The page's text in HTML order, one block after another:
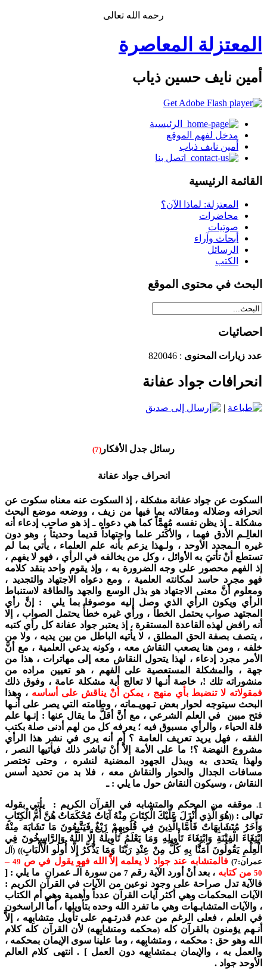
رحمه الله تعالى
المعتزلة المعاصرة
أمين نايف حسين ذياب
الرئيسية
مدخل لفهم الموقع
أمين نايف ذياب
اتصل بنا
القائمة الرئيسية
المعتزلة: لماذا الآن؟
محاضرات
صوتيات
أبحاث وآراء
الرسائل
الكتب
البحث في محتوى الموقع
احصائيات
عدد زيارات المحنوى : 820046
انحرافات جواد عفانة
|
رسائل جدل الأفكار (7)
انحراف جواد عفانة
السكوت عن جواد عفانة مشكلة ، إذ السكوت عنه معناه سكوت عن
انحرافه وضلاله ومقالاته بما فيها من زيف ، ووضعه موضع البحث
مشكلة ـ إذ يظن نفسه مُهِمَّاً كما هي دعواه ـ إذ هو صاحب إدعاء أنه
العالِـم الأدق فهما ، والأكثر علما واجتهاداً قديما وحديثاً ، وهو دون
غيره الـمجدد الأوحد ، ولـهذا يزعم بأنه علم العلماء ، يأتي بما لم
تستطع أنْ تأتيَ به الأوائل ، وكل من يخالفه في الرأي ، فهو لا يفهم ،
إذ الفهم محصور على وجه الضرورة به ، وإذ يقوم واحد بنقد كلامه
فهو مجرد حاسد لمكانته العلمية ، ومع دعواه الاجتهاد والتجديد ،
ومعلوم أنَّ معنى الاجتهاد هو بذل الوسع والجهد والطاقة لاستنباط
الرأي ويكون الرأي الذي وصل إليه موصوفا بما يلي : إنَّ رأي
المجتهد صواب يحتمل الخطأ ، ورأي غيره خطأٌ يحتمل الصواب ، إلا
أنه رافض لهذه القاعدة المستقرة ، إذ يعتبر جواد عفانة كل رأي كتبه
، يتصف بصفة الحق المطلق ، لا يأتيه الباطل من بين يديه ، ولا من
خلفه ، ومن هنا يصعب النقاش معه ، وكونه يدعي العلمية ، مع أنَّ
الأمر مجرد إدعاء ، لهذا يتحول النقاش معه إلى مهاترات ، هذا من
جهة ، والمشكلة المستعصية على الفهم ، هو تعيين مراده من
منشوراته تلك !، خاصة أنـها لا تعالج أية مشكلة عامة ، وفوق ذلك
فمقولاته لا تنضبط بأي منهج ، يمكن أنْ يناقش على أساسه، وهذا
البحث سيتوجه لحوار بعض تـهويـماته ، وطامته التي يصر على أنـها
فتح مبين في العلم الشرعي ، مع أنَّ أقلَّ ما يقال عنها : إنـها علم
قلة الحياء ، والرأي مسبوق فيه ؛ يعرفه كل من لهم أدنى صلة بكتب
الفقه ، فهل يريد تعريف العامة ؟ أم أنه يرى في نشر هذا الرأي
مشروع النهضة ؟! ما على الأمة إلاَّ أنْ تباشر ذلك فيأتيها النصر ،
ولهذا يتحدى به ويبذل الجهود المضنية لنشره ، وحتى تختصر
مسافات الجدال والحوار والنقاش معه ، فلا بد من تحديد أسس
النقاش ، وسيكون النقاش حول ما يلي : ـ
1.
موقفه من المحكم والمتشابه في القرآن الكريم : يأتي بقوله
تعالى : ((هُوَ الَّذِي أَنْزَلَ عَلَيْكَ الْكِتَابَ مِنْهُ آيَاتٌ مُحْكَمَاتٌ هُنَّ أُمُّ الْكِتَابِ
وَأُخَرُ مُتَشَابِهَاتٌ فَأَمَّا الَّذِينَ فِي قُلُوبِهِمْ زَيْغٌ فَيَتَّبِعُونَ مَا تَشَابَهَ مِنْهُ
ابْتِغَاءَ الْفِتْنَةِ وَابْتِغَاءَ تَأْوِيلِهِ وَمَا يَعْلَمُ تَأْوِيلَهُ إِلَّا اللَّهُ وَالرَّاسِخُونَ فِي
الْعِلْمِ يَقُولُونَ آمَنَّا بِهِ كُلٌّ مِنْ عِنْدِ رَبِّنَا وَمَا يَذَّكَّرُ إِلَّا أُولُو الْأَلْبَابِ)) (آل
عمران:7)
فالمتشابه عند جواد لا يعلمه إلاَّ الله فهو يقول في ص 49
–
50من كتابه ، بعد أنْ أورد الآية رقم 7 من سورة آلـ عمران ما يلي : [
فالآية تدل صراحة على وجود نوعين من الآيات في القرآن الكريم :
الآيات المحكمات وهي أكثر آيات القرآن عدداً وأهمية وهي أم الكتاب
، والآيات المتشابـهات وهي ما تفرد الله وحده بتأويلها ، أماَّ الراسخون
في العلم ، فعلى الرغم من عدم قدرتـهم على تأويل متشابِهه ، إلاَّ
أنـهم يؤمنون بالقرآن كله (محكمه ومتشابِهه) لأن القرآن كله كلام
الله وهو حق : محكمه ، ومتشابِهه ، وما علينا سوى الإيمان بمحكمه ،
والعمل به ، والإيمان بـمتشابِهه دون العمل ] . انتهى كلام العالم
الأوحد جواد .